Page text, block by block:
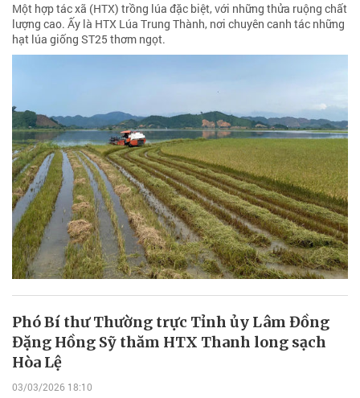
Một hợp tác xã (HTX) trồng lúa đặc biệt, với những thửa ruộng chất
lượng cao. Ấy là HTX Lúa Trung Thành, nơi chuyên canh tác những
hạt lúa giống ST25 thơm ngọt.
Phó Bí thư Thường trực Tỉnh ủy Lâm Đồng
Đặng Hồng Sỹ thăm HTX Thanh long sạch
Hòa Lệ
03/03/2026 18:10